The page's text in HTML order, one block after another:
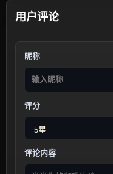
用户评论
昵称
评分
评论内容